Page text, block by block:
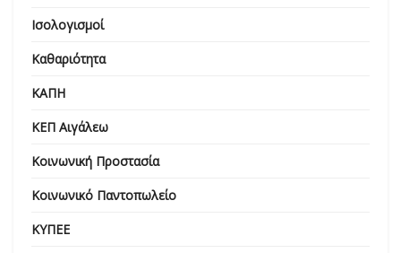
Ισολογισμοί
Καθαριότητα
ΚΑΠΗ
ΚΕΠ Αιγάλεω
Κοινωνική Προστασία
Κοινωνικό Παντοπωλείο
ΚΥΠΕΕ